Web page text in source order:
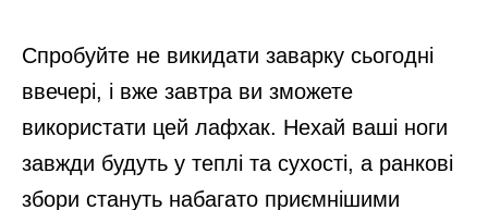
Спробуйте не викидати заварку сьогодні
ввечері, і вже завтра ви зможете
використати цей лафхак. Нехай ваші ноги
завжди будуть у теплі та сухості, а ранкові
збори стануть набагато приємнішими